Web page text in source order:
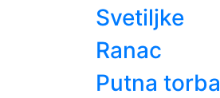
Svetiljke
Ranac
Putna torba